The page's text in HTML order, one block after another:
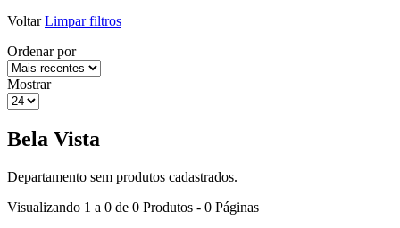
Voltar Limpar filtros
Ordenar por
Mostrar
Bela Vista
Departamento sem produtos cadastrados.
Visualizando 1 a 0 de 0 Produtos - 0 Páginas